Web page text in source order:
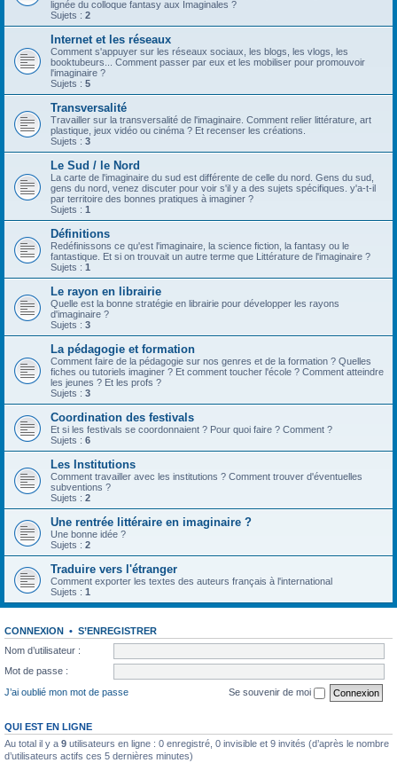
lignée du colloque fantasy aux Imaginales ?
Sujets : 2
Internet et les réseaux
Comment s'appuyer sur les réseaux sociaux, les blogs, les vlogs, les
booktubeurs... Comment passer par eux et les mobiliser pour promouvoir
l'imaginaire ?
Sujets : 5
Transversalité
Travailler sur la transversalité de l'imaginaire. Comment relier littérature, art
plastique, jeux vidéo ou cinéma ? Et recenser les créations.
Sujets : 3
Le Sud / le Nord
La carte de l'imaginaire du sud est différente de celle du nord. Gens du sud,
gens du nord, venez discuter pour voir s'il y a des sujets spécifiques. y'a-t-il
par territoire des bonnes pratiques à imaginer ?
Sujets : 1
Définitions
Redéfinissons ce qu'est l'imaginaire, la science fiction, la fantasy ou le
fantastique. Et si on trouvait un autre terme que Littérature de l'imaginaire ?
Sujets : 1
Le rayon en librairie
Quelle est la bonne stratégie en librairie pour développer les rayons
d'imaginaire ?
Sujets : 3
La pédagogie et formation
Comment faire de la pédagogie sur nos genres et de la formation ? Quelles
fiches ou tutoriels imaginer ? Et comment toucher l'école ? Comment atteindre
les jeunes ? Et les profs ?
Sujets : 3
Coordination des festivals
Et si les festivals se coordonnaient ? Pour quoi faire ? Comment ?
Sujets : 6
Les Institutions
Comment travailler avec les institutions ? Comment trouver d'éventuelles
subventions ?
Sujets : 2
Une rentrée littéraire en imaginaire ?
Une bonne idée ?
Sujets : 2
Traduire vers l'étranger
Comment exporter les textes des auteurs français à l'international
Sujets : 1
CONNEXION • S’ENREGISTRER
Nom d’utilisateur :
Mot de passe :
J’ai oublié mon mot de passe
Se souvenir de moi
QUI EST EN LIGNE
Au total il y a 9 utilisateurs en ligne : 0 enregistré, 0 invisible et 9 invités (d’après le nombre
d’utilisateurs actifs ces 5 dernières minutes)